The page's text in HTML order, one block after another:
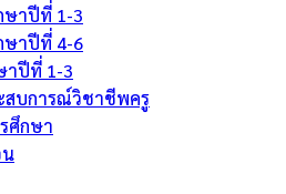
ษาปีที่ 1-3
ษาปีที่ 4-6
าปีที่ 1-3
สบการณ์วิชาชีพครู
ศึกษา
น